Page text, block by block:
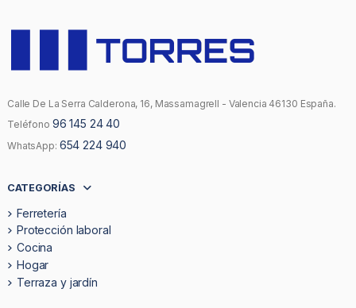
Calle De La Serra Calderona, 16, Massamagrell - Valencia 46130 España.
Teléfono 96 145 24 40
WhatsApp: 654 224 940
CATEGORÍAS
Ferretería
Protección laboral
Cocina
Hogar
Terraza y jardín